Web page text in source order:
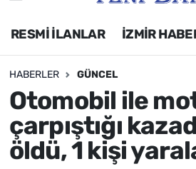
RESMİ İLANLAR İZMİR
HABERLER GÜNCEL
Otomobil ile
çarpıştığı
öldü, 1 kişi
Siyaset
Asayiş / Polis-Adliye
Spor
Magazin